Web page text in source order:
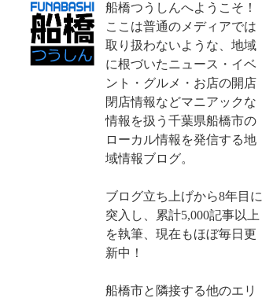
船橋つうしんへようこそ！
ここは普通のメディアでは
取り扱わないような、地域
に根づいたニュース・イベ
ント・グルメ・お店の開店
閉店情報などマニアックな
情報を扱う千葉県船橋市の
ローカル情報を発信する地
域情報ブログ。
ブログ立ち上げから8年目に
突入し、累計5,000記事以上
を執筆、現在もほぼ毎日更
新中！
船橋市と隣接する他のエリ